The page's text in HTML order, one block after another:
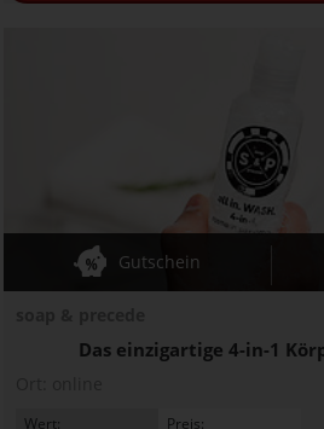
Das einzigartige 4-in-1
Gutschein
Wert: Preis: